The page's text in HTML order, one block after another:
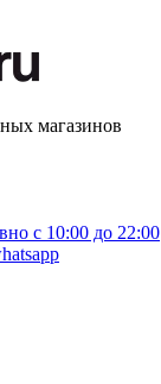
магазинов
с 10:00 до 22:00